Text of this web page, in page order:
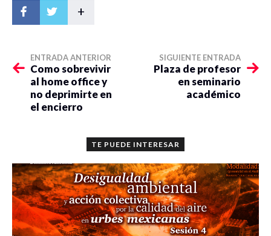
+
ENTRADA ANTERIOR
Como sobrevivir
al home office y
no deprimirte en
el encierro
SIGUIENTE ENTRADA
Plaza de profesor
en seminario
académico
TE PUEDE INTERESAR